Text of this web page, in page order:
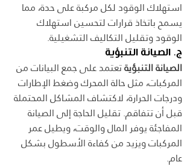
استهلاك الوقود لكل مركبة على حدة، مما
يسمح باتخاذ قرارات لتحسين استهلاك
الوقود وتقليل التكاليف التشغيلية.
ج. الصيانة التنبؤية
الصيانة التنبؤية تعتمد على جمع البيانات من
المركبات، مثل حالة المحرك وضغط الإطارات
ودرجات الحرارة، لاكتشاف المشاكل المحتملة
قبل أن تتفاقم. تقليل الحاجة إلى الصيانة
المفاجئة يوفر المال والوقت، ويطيل عمر
المركبات ويزيد من كفاءة الأسطول بشكل
عام.